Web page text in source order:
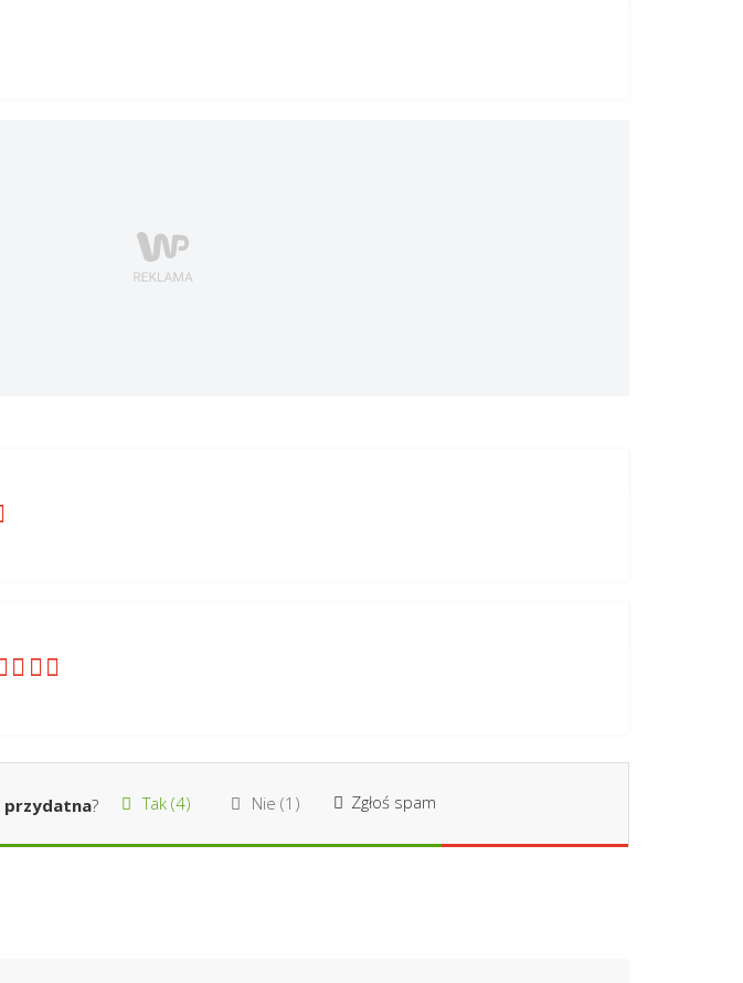
przydatna? Tak (4) Nie (1 ) Zgłoś spam